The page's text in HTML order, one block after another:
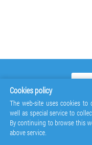
Cookies policy
The web-site uses cookies
well as special service to
By continuing to browse this
above service.